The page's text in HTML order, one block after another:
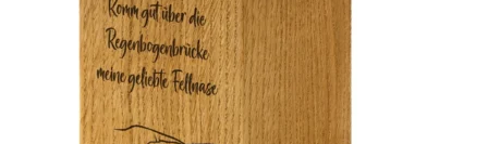
Produktseite
gewählt
werden